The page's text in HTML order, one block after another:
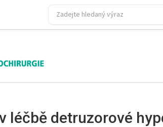
léčbě detruzorové